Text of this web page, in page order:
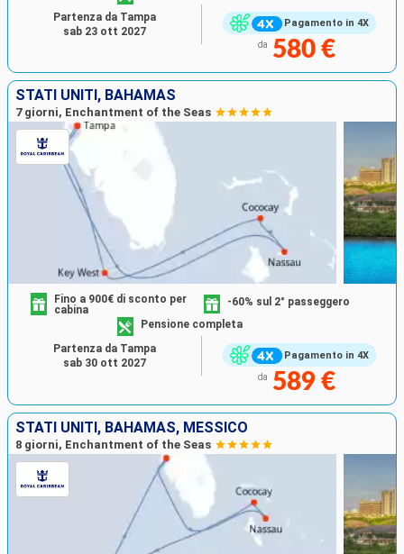
Pagamento in 4X
da 580 €
Partenza da Tampa
sab 23 ott 2027
STATI UNITI, BAHAMAS
7 giorni, Enchantment of the Seas
Pagamento in 4X
Fino a 900€ di sconto per
cabina
-60% sul 2° passeggero
Pensione completa
da 589 €
Partenza da Tampa
sab 30 ott 2027
STATI UNITI, BAHAMAS, MESSICO
8 giorni, Enchantment of the Seas